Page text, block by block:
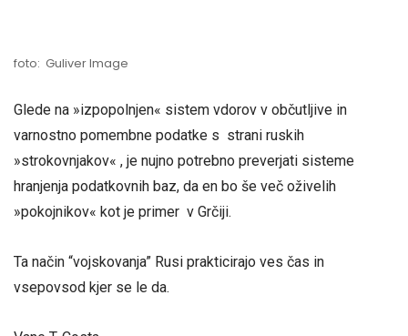
foto: Guliver Image
Glede na »izpopolnjen« sistem vdorov v občutljive in
varnostno pomembne podatke s strani ruskih
»strokovnjakov« , je nujno potrebno preverjati sisteme
hranjenja podatkovnih baz, da en bo še več oživelih
»pokojnikov« kot je primer v Grčiji.
Ta način “vojskovanja” Rusi prakticirajo ves čas in
vsepovsod kjer se le da.